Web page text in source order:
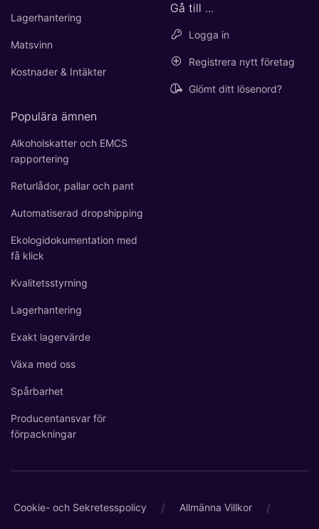
Lagerhantering
Matsvinn
Kostnader & Intäkter
Populära ämnen
Alkoholskatter och EMCS
rapportering
Returlådor, pallar och pant
Automatiserad dropshipping
Ekologidokumentation med
få klick
Kvalitetsstyrning
Lagerhantering
Exakt lagervärde
Växa med oss
Spårbarhet
Producentansvar för
förpackningar
Gå till ...
Logga in
Registrera nytt företag
Glömt ditt lösenord?
Cookie- och Sekretesspolicy / Allmänna Villkor /